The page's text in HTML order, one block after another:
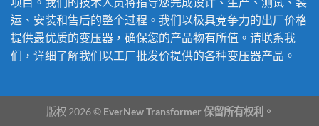
运、安装和售后的整个过程。我们以极具竞争力的出厂价格
提供最优质的变压器，确保您的产品物有所值。请联系我
们，详细了解我们以工厂批发价提供的各种变压器产品。
版权 2026 © EverNew Transformer 保留所有权利。